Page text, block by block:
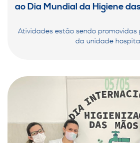
ao Dia Mundial da Higiene
Atividades estão sendo promovidas
da unidade